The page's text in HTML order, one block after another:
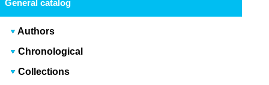
General catalog
Authors
Chronological
Collections